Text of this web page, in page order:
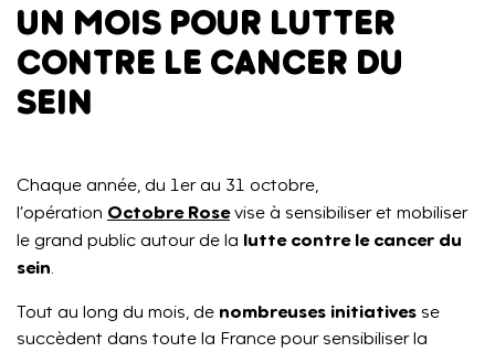
UN MOIS POUR LUTTER
CONTRE LE CANCER DU
SEIN
Chaque année, du 1er au 31 octobre,
l’opération Octobre Rosevise à sensibiliser et mobiliser
le grand public autour de la lutte contre le cancer du
sein.
Tout au long du mois, de nombreuses initiatives se
succèdent dans toute la France pour sensibiliser la